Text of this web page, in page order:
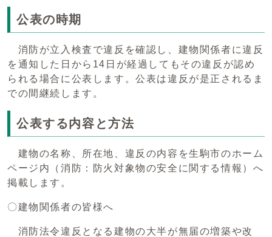
公表の時期
消防が立入検査で違反を確認し、建物関係者に違反
を通知した日から14日が経過してもその違反が認め
られる場合に公表します。公表は違反が是正されるま
での間継続します。
公表する内容と方法
建物の名称、所在地、違反の内容を生駒市のホーム
ページ内（消防：防火対象物の安全に関する情報）へ
掲載します。
〇建物関係者の皆様へ
消防法令違反となる建物の大半が無届の増築や改